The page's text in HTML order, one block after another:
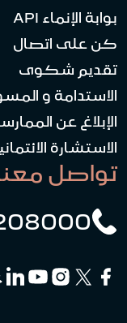
بوابة الإنماء API
كن على اتصال
تقديم شكوى
الاستدامة و
الإبلاغ عن
الاستشارة
تواصل